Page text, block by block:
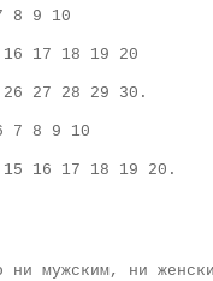
8 9 10
17 18 19 20
27 28 29 30.
7 8 9 10
16 17 18 19 20.
ни мужским, ни